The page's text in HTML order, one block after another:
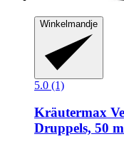
Winkelmandje
5.0 (1)
Kräutermax
Druppels, 50